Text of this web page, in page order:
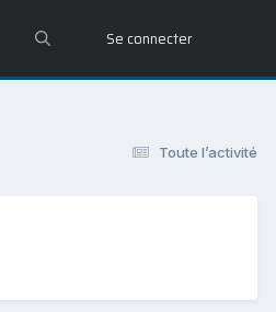
Se connecter
Toute l’activité